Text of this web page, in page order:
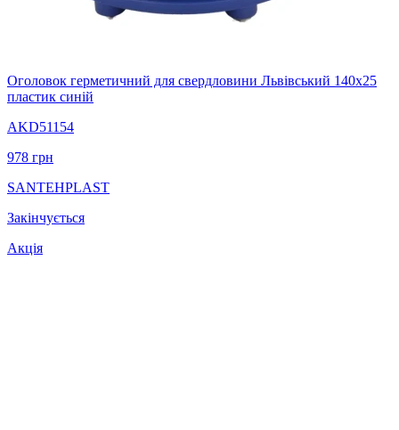
Оголовок герметичний для свердловини Львівський 140х25
пластик синій
AKD51154
978 грн
SANTEHPLAST
Закінчується
Акція